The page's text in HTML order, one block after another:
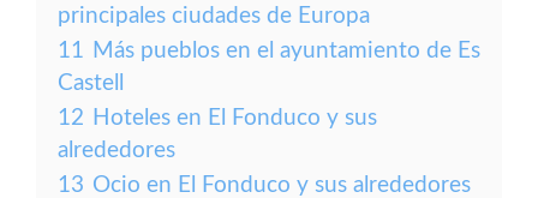
principales ciudades de Europa
11 Más pueblos en el ayuntamiento de Es
Castell
12 Hoteles en El Fonduco y sus
alrededores
13 Ocio en El Fonduco y sus alrededores